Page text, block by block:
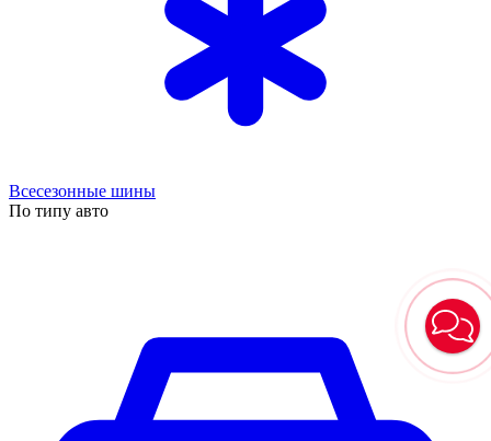
Всесезонные шины
По типу авто